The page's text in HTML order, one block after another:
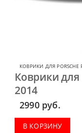
КОВРИКИ ДЛЯ PORSCHE
Коврики для
2014
2990 руб.
В КОРЗИНУ